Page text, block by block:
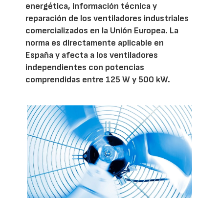
energética, información técnica y
reparación de los ventiladores industriales
comercializados en la Unión Europea. La
norma es directamente aplicable en
España y afecta a los ventiladores
independientes con potencias
comprendidas entre 125 W y 500 kW.